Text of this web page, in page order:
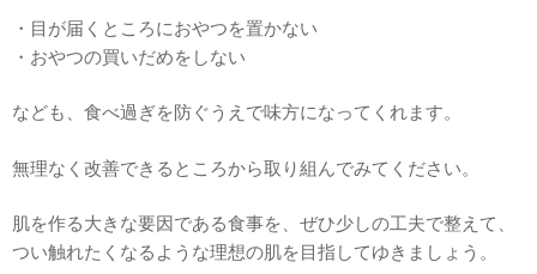
・目が届くところにおやつを置かない
・おやつの買いだめをしない
なども、食べ過ぎを防ぐうえで味方になってくれます。
無理なく改善できるところから取り組んでみてください。
肌を作る大きな要因である食事を、ぜひ少しの工夫で整えて、
つい触れたくなるような理想の肌を目指してゆきましょう。